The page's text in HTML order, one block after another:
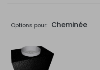
Options pour: Cheminée